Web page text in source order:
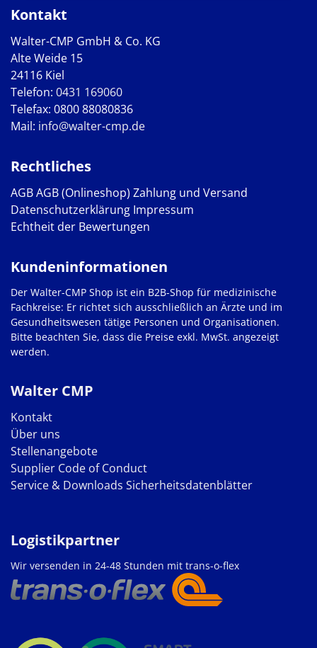
Kontakt
Walter-CMP GmbH & Co. KG
Alte Weide 15
24116 Kiel
Telefon: 0431 169060
Telefax: 0800 88080836
Mail: info@walter-cmp.de
Rechtliches
AGBAGB (Onlineshop) Zahlung und Versand
Datenschutzerklärung Impressum
Echtheit der Bewertungen
Walter CMP
Kontakt
Über uns
Stellenangebote
Supplier Code of Conduct
Service & Downloads Sicherheitsdatenblätter
Kundeninformationen
Der Walter-CMP Shop ist ein B2B-Shop für medizinische
Fachkreise: Er richtet sich ausschließlich an Ärzte und im
Gesundheitswesen tätige Personen und Organisationen.
Bitte beachten Sie, dass die Preise exkl. MwSt. angezeigt
werden.
Logistikpartner
Wir versenden in 24-48 Stunden mit trans-o-flex